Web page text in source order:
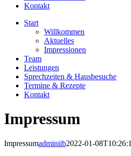
Kontakt
Start
Willkommen
Aktuelles
Impressionen
Team
Leistungen
Sprechzeiten & Hausbesuche
Termine & Rezepte
Kontakt
Impressum
Impressumadminiib2022-01-